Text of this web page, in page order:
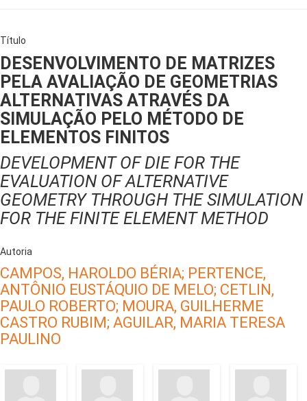
Título
DESENVOLVIMENTO DE MATRIZES
PELA AVALIAÇÃO DE GEOMETRIAS
ALTERNATIVAS ATRAVÉS DA
SIMULAÇÃO PELO MÉTODO DE
ELEMENTOS FINITOS
DEVELOPMENT OF DIE FOR THE
EVALUATION OF ALTERNATIVE
GEOMETRY THROUGH THE SIMULATION
FOR THE FINITE ELEMENT METHOD
Autoria
CAMPOS, HAROLDO BÉRIA; PERTENCE,
ANTÔNIO EUSTÁQUIO DE MELO; CETLIN,
PAULO ROBERTO; MOURA, GUILHERME
CASTRO RUBIM; AGUILAR, MARIA TERESA
PAULINO